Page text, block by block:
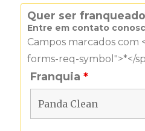
Quer ser
Entre em contato
Campos marcados com
forms-req-symbol">*</
Franquia*